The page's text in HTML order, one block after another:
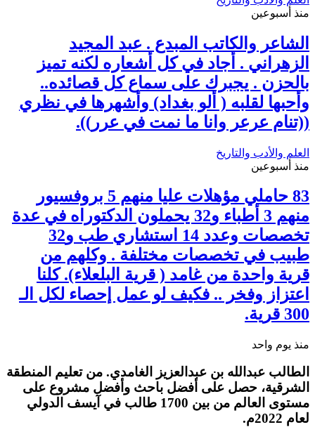
منذ أسبوعين
الشاعر والكاتب المبدع . عبد المجيد
الزهراني . أجاد في كل أشعاره لكنه تميز
بالحزن . يجبرك على سماع كل قصائده..
وأحبها لقلبه ( ألو بغداد) وأشهرها في نظري
((تنام عرعر وانا ما نمت في عرر)).
العلم والأدب والتاريخ
منذ أسبوعين
83 حاملي مؤهلات عليا منهم 5 بروفسيور
منهم 3 أطباء و32 يحملون الدكتوراه في عدة
تخصصات وعدد 14 استشاري طب و32
طبيب في تخصصات مختلفة . وكلهم من
قرية واحدة من غامد ( قرية البلعلاء). كلنا
اعتزاز وفخر .. فكيف لو عمل إحصاء لكل الـ
300 قرية.
منذ يوم واحد
الطالب عبدالله بن عبدالعزيز الغامدي. من تعليم المنطقة
الشرقية، حصل على أفضل باحث وأفضل مشروع على
مستوى العالم من بين 1700 طالب في آيسف الدولي
لعام 2022م.